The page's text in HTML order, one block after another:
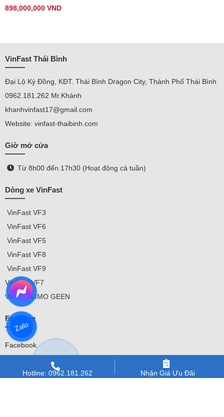
898,000,000 VND
VinFast Thái Bình
Đại Lộ Kỳ Đồng, KĐT. Thái Bình Dragon City, Thành Phố Thái Bình
0962.181.262 Mr.Khánh
khanhvinfast17@gmail.com
Website: vinfast-thaibinh.com
Giờ mở cửa
Từ 8h00 đến 17h30 (Hoạt động cả tuần)
Dòng xe VinFast
VinFast VF3
VinFast VF6
VinFast VF5
VinFast VF8
VinFast VF9
VinFastVF7
VinFastLIMO GEEN
FanPage
Facebook
Liên kết mạng xã hội
Hotline: 0962.181.262 Nhận Giá Ưu Đãi
Zalo